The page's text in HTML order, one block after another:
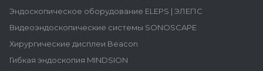
Эндоскопическое оборудование ELEPS | ЭЛЕПС
Видеоэндоскопические системы SONOSCAPE
Хирургические дисплеи Beacon
Гибкая эндоскопия MINDSION